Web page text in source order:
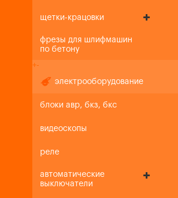
щетки-крацовки
фрезы для шлифмашин
по бетону
+-
электрооборудование
блоки авр, бкз, бкс
видеоскопы
реле
автоматические
выключатели